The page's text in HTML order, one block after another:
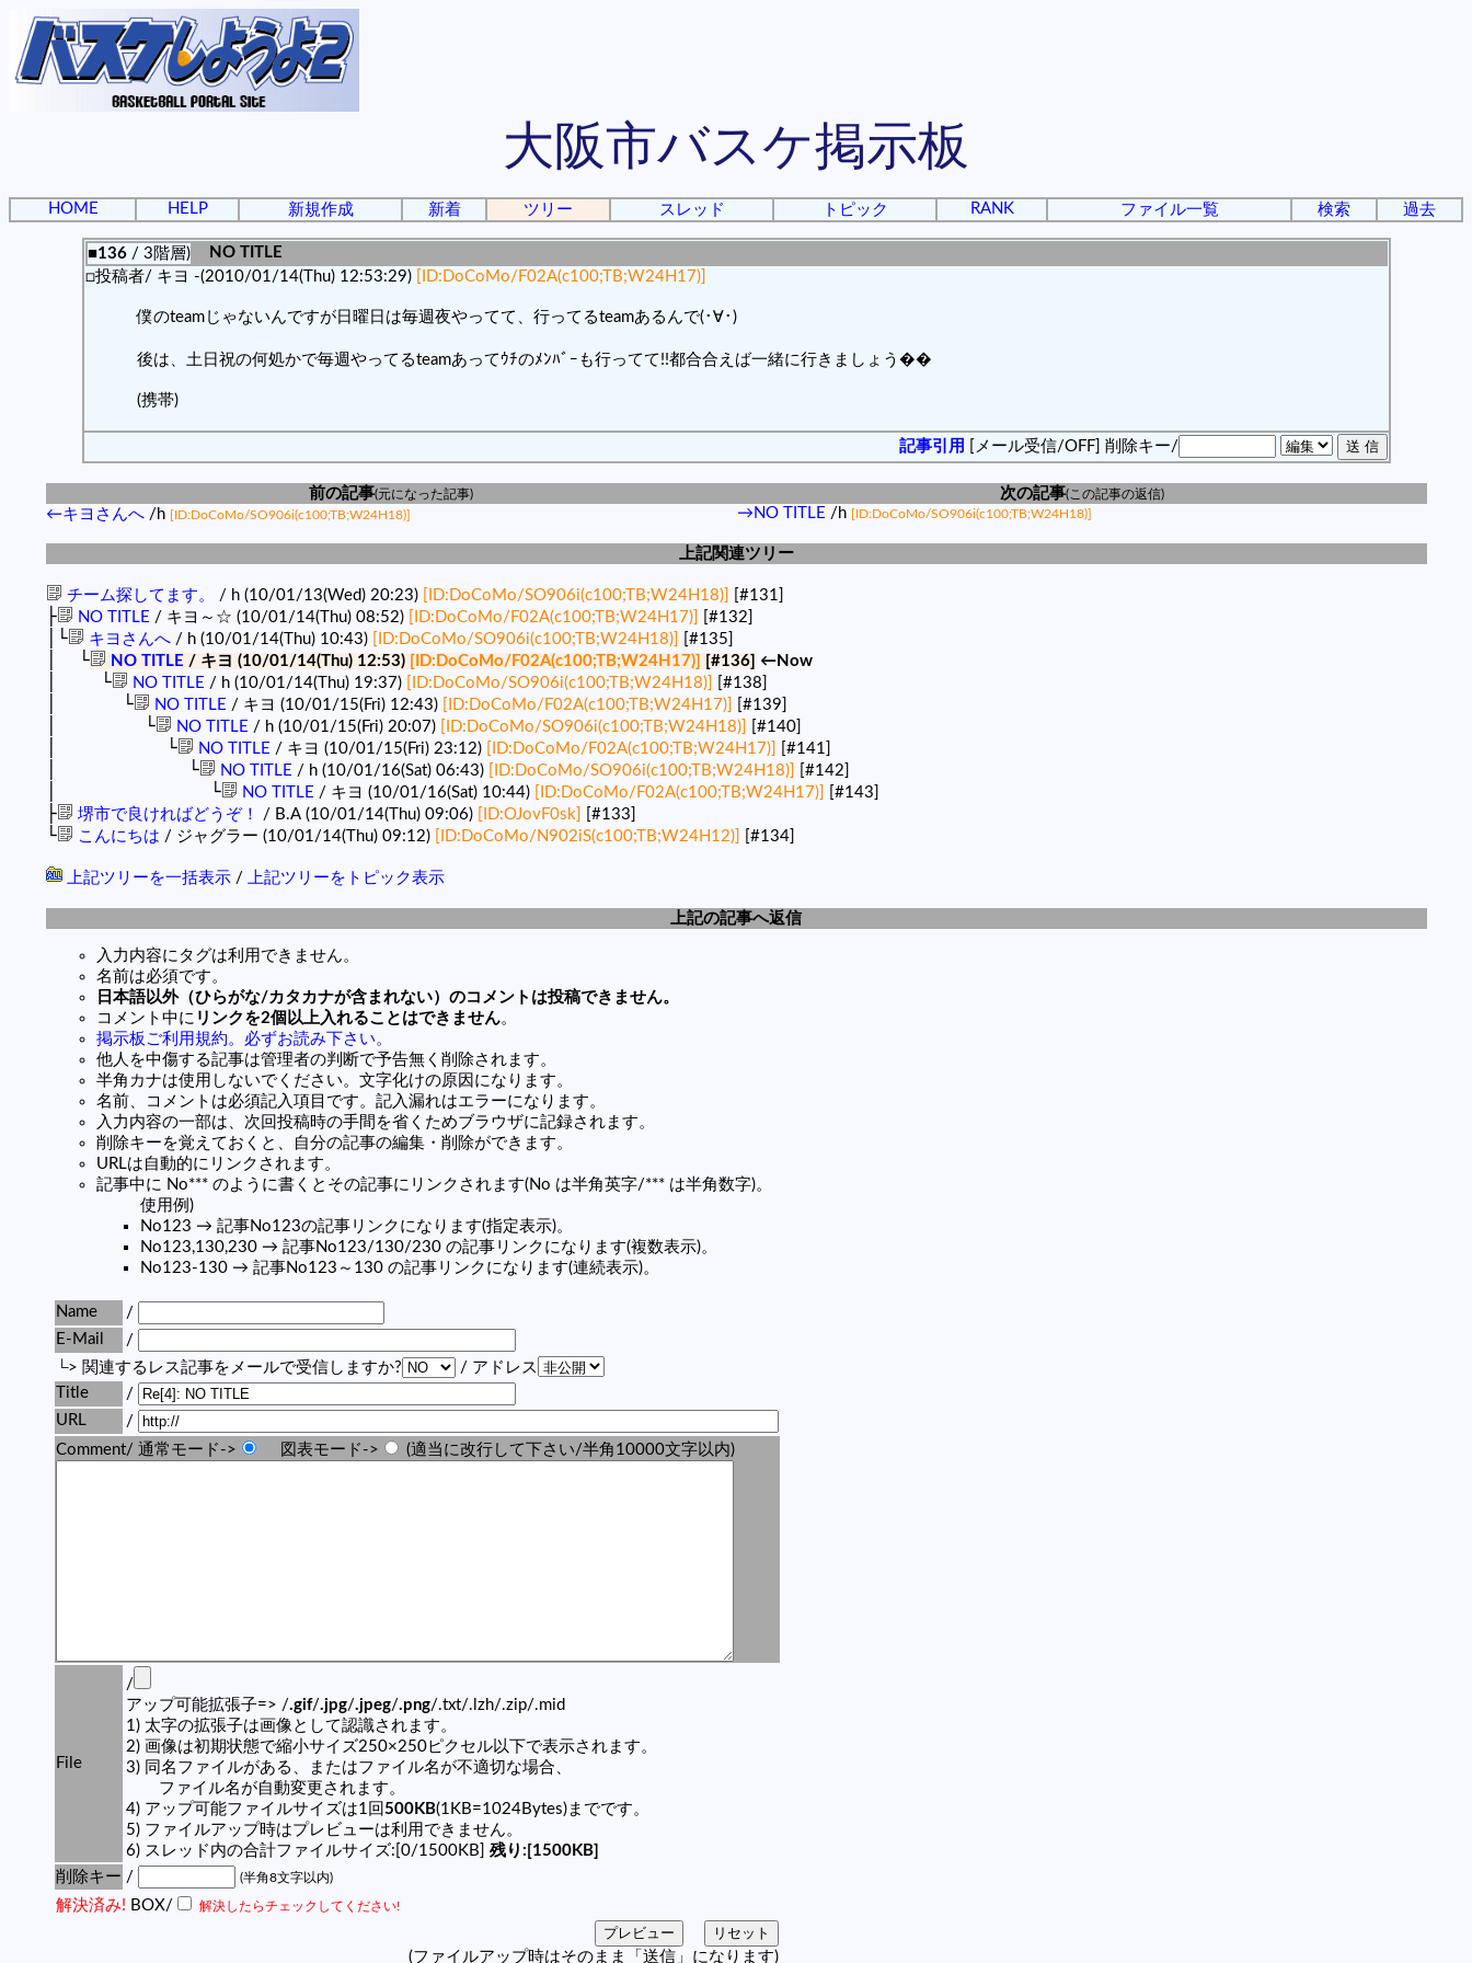
大阪市バスケ掲示板
HOME HELP 新規作成 新着 ツリー スレッド トピック RANK ファイル一覧 検索 過去
■136/ 3階層)
NO TITLE
□投稿者/ キヨ -(2010/01/14(Thu) 12:53:29)
[ID:DoCoMo/F02A(c100;TB;W24H17)]
僕のteamじゃないんですが日曜日は毎週夜やってて、行ってるteamあるんで(･∀･)
後は、土日祝の何処かで毎週やってるteamあってｳﾁのﾒﾝﾊﾞｰも行ってて!!都合合えば一緒に行きましょう��
(携帯)
記事引用 [メール受信/OFF] 削除キー/
前の記事(元になった記事) 次の記事(この記事の返信)
←キヨさんへ/h [ID:DoCoMo/SO906i(c100;TB;W24H18)] →NO TITLE /h [ID:DoCoMo/SO906i(c100;TB;W24H18)]
上記関連ツリー
チーム探してます。 / h (10/01/13(Wed) 20:23) [ID:DoCoMo/SO906i(c100;TB;W24H18)] [#131]
├ NO TITLE / キヨ～☆ (10/01/14(Thu) 08:52) [ID:DoCoMo/F02A(c100;TB;W24H17)] [#132]
│└ キヨさんへ/ h (10/01/14(Thu) 10:43) [ID:DoCoMo/SO906i(c100;TB;W24H18)] [#135]
│ └ NO TITLE / キヨ (10/01/14(Thu) 12:53) [ID:DoCoMo/F02A(c100;TB;W24H17)] [#136] ←Now
│ └ NO TITLE / h (10/01/14(Thu) 19:37) [ID:DoCoMo/SO906i(c100;TB;W24H18)] [#138]
│ └ NO TITLE / キヨ (10/01/15(Fri) 12:43) [ID:DoCoMo/F02A(c100;TB;W24H17)] [#139]
│ └ NO TITLE / h (10/01/15(Fri) 20:07) [ID:DoCoMo/SO906i(c100;TB;W24H18)] [#140]
│ └ NO TITLE / キヨ (10/01/15(Fri) 23:12) [ID:DoCoMo/F02A(c100;TB;W24H17)] [#141]
│ └ NO TITLE / h (10/01/16(Sat) 06:43) [ID:DoCoMo/SO906i(c100;TB;W24H18)] [#142]
│ └ NO TITLE / キヨ (10/01/16(Sat) 10:44) [ID:DoCoMo/F02A(c100;TB;W24H17)] [#143]
├ 堺市で良ければどうぞ！ / B.A (10/01/14(Thu) 09:06) [ID:OJovF0sk] [#133]
└ こんにちは / ジャグラー (10/01/14(Thu) 09:12) [ID:DoCoMo/N902iS(c100;TB;W24H12)] [#134]
上記ツリーを一括表示/ 上記ツリーをトピック表示
上記の記事へ返信
入力内容にタグは利用できません。
名前は必須です。
日本語以外（ひらがな/カタカナが含まれない）のコメントは投稿できません。
コメント中に リンクを2個以上入れることはできません。
掲示板ご利用規約。必ずお読み下さい。
他人を中傷する記事は管理者の判断で予告無く削除されます。
半角カナは使用しないでください。文字化けの原因になります。
名前、コメントは必須記入項目です。記入漏れはエラーになります。
入力内容の一部は、次回投稿時の手間を省くためブラウザに記録されます。
削除キーを覚えておくと、自分の記事の編集・削除ができます。
URLは自動的にリンクされます。
記事中に No*** のように書くとその記事にリンクされます(No は半角英字/*** は半角数字)。
使用例)
No123 → 記事No123の記事リンクになります(指定表示)。
No123,130,230 → 記事No123/130/230 の記事リンクになります(複数表示)。
No123-130 → 記事No123～130 の記事リンクになります(連続表示)。
Name
/
E-Mail
/
└> 関連するレス記事をメールで受信しますか?
/ アドレス
Title
/
URL
/
Comment/ 通常モード->
図表モード-> (適当に改行して下さい/半角10000文字以内)
File
/
アップ可能拡張子=> /.gif/.jpg/.jpeg/.png/.txt/.lzh/.zip/.mid
1) 太字の拡張子は画像として認識されます。
2) 画像は初期状態で縮小サイズ250×250ピクセル以下で表示されます。
3) 同名ファイルがある、またはファイル名が不適切な場合、
ファイル名が自動変更されます。
4) アップ可能ファイルサイズは1回 500KB(1KB=1024Bytes)までです。
5) ファイルアップ時はプレビューは利用できません。
6) スレッド内の合計ファイルサイズ:[0/1500KB] 残り:[1500KB]
削除キー / (半角8文字以内)
解決済み! BOX/ 解決したらチェックしてください!
(ファイルアップ時はそのまま「送信」になります)